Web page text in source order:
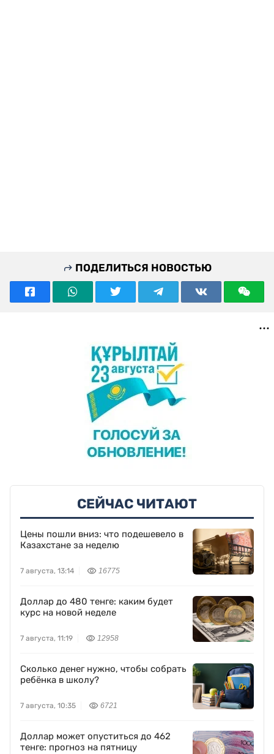
ПОДЕЛИТЬСЯ НОВОСТЬЮ
СЕЙЧАС ЧИТАЮТ
Цены пошли вниз: что подешевело в
Казахстане за неделю
7 августа, 13:14 16775
Доллар до 480 тенге: каким будет
курс на новой неделе
7 августа, 11:19 12958
Сколько денег нужно, чтобы собрать
ребёнка в школу?
7 августа, 10:35 6721
Доллар может опуститься до 462
тенге: прогноз на пятницу